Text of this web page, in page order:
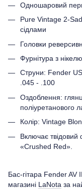
Одношаровий
Pure Vintage 2-
сідлами
Головки
Фурнітура з
Струни: Fender
.045 - .100
Оздоблення:
поліуретанового
Колір: Vintage
Включає твідовий
«Crushed Red».
Бас-гітара Fender
магазині LaNota за